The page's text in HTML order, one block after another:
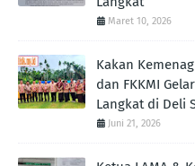
Maret 10, 2026
Kakan
dan FKKMI
Langkat di Deli
Juni 21, 2026